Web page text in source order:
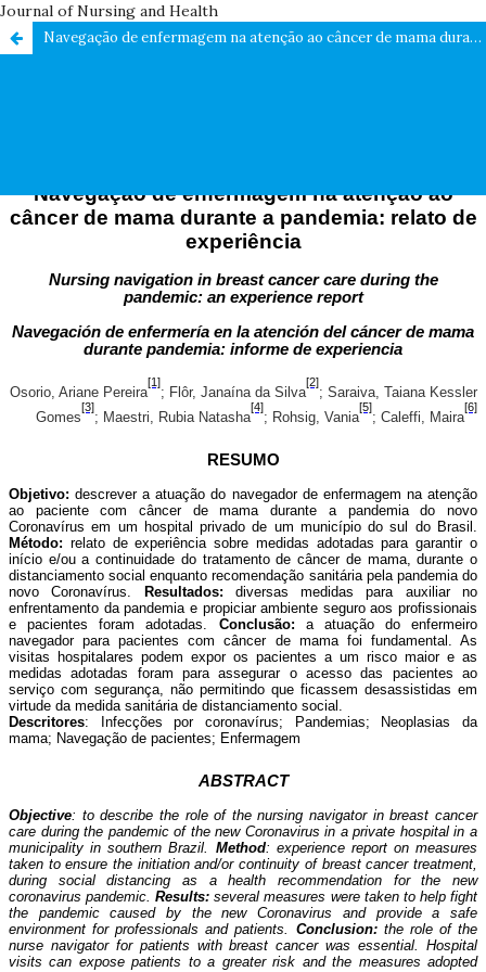
Journal of Nursing and Health
Navegação de enfermagem na atenção ao câncer de mama durante a pandemia: relato de experiência / Nursing navigation in breast cancer care during the pandemic: an experience report